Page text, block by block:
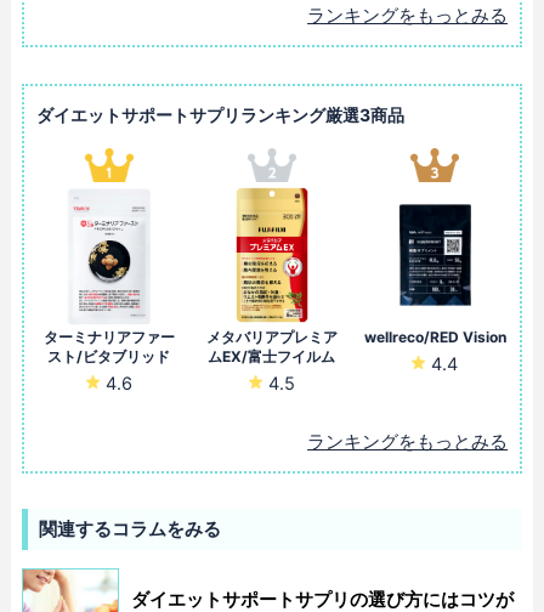
ランキングをもっとみる
ダイエットサポートサプリランキング厳選3商品
ターミナリアファー
スト/ビタブリッド
4.6
メタバリアプレミア
ムEX/富士フイルム
4.5
wellreco/RED Vision
4.4
ランキングをもっとみる
関連するコラムをみる
ダイエットサポートサプリの選び方にはコツが